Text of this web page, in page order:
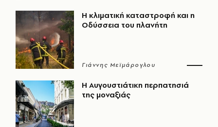
Η κλιματική καταστροφή και η
Οδύσσεια του πλανήτη
Γιάννης Μεϊμάρογλου
Η Αυγουστιάτικη περπατησιά
της μοναξιάς